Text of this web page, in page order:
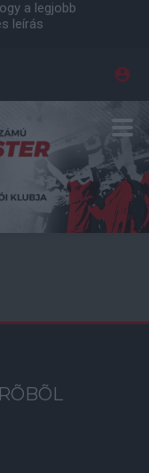
a legjobb
leírás